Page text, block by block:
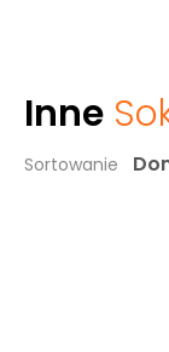
Inne
Sortowanie